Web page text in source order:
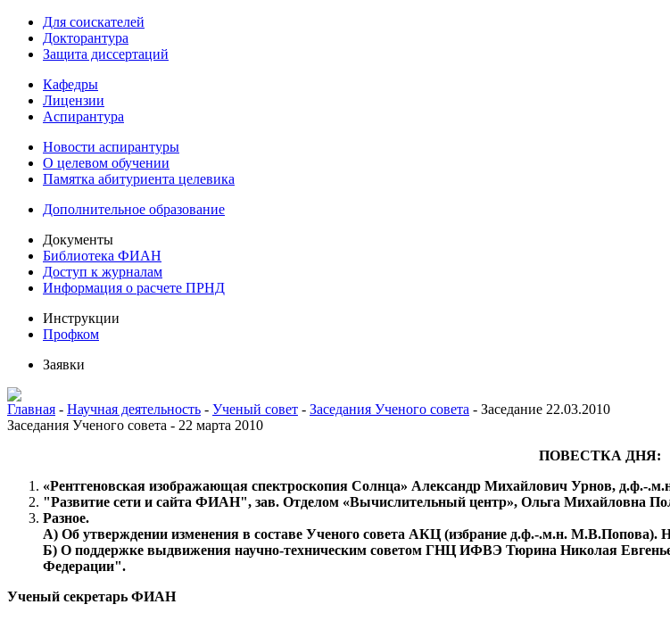
Для соискателей
Докторантура
Защита диссертаций
Кафедры
Лицензии
Аспирантура
Новости аспирантуры
О целевом обучении
Памятка абитуриента целевика
Дополнительное образование
Документы
Библиотека ФИАН
Доступ к журналам
Информация о расчете ПРНД
Инструкции
Профком
Заявки
Главная - Научная деятельность - Ученый совет - Заседания Ученого совета - Заседание 22.03.2010
Заседания Ученого совета - 22 марта 2010
ПОВЕСТКА ДНЯ:
«Рентгеновская изображающая спектроскопия Солнца» Александр Михайлович Урнов, д.ф.-
"Развитие сети и сайта ФИАН", зав. Отделом «Вычислительный центр», Ольга Михайловна
Разное.
А) Об утверждении изменения в составе Ученого совета АКЦ (избрание д.ф.-.м.н. М.В.Попова).
Б) О поддержке выдвижения научно-техническим советом ГНЦ ИФВЭ Тюрина Николая
Федерации".
Ученый секретарь ФИАН